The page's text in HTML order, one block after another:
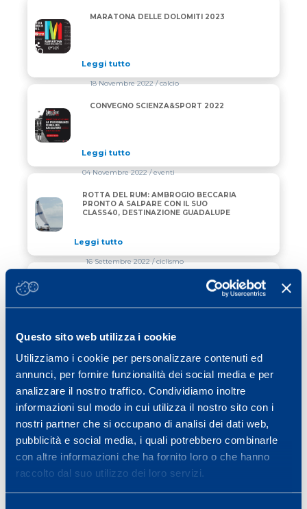
Questo sito web utilizza i cookie
Utilizziamo i cookie per personalizzare contenuti ed
annunci, per fornire funzionalità dei social media e per
analizzare il nostro traffico. Condividiamo inoltre
informazioni sul modo in cui utilizza il nostro sito con i
nostri partner che si occupano di analisi dei dati web,
pubblicità e social media, i quali potrebbero combinarle
con altre informazioni che ha fornito loro o che hanno
raccolto dal suo utilizzo dei loro servizi.
MARATONA DELLE DOLOMITI 2023
MARATONA DELLE DOLOMITI 2023
Leggi tutto
CONVEGNO SCIENZA&SPORT 2022
18 Novembre 2022/ calcio
CONVEGNO SCIENZA&SPORT 2022
Leggi tutto
ROTTA DEL RUM: AMBROGIO BECCARIA PRONTO
04 Novembre 2022/ eventi
ROTTA DEL RUM: AMBROGIO BECCARIA
PRONTO A SALPARE CON IL SUO
CLASS40, DESTINAZIONE GUADALUPE
Leggi tutto
MAPEI MAIN PARTNER DEI MONDIALI DI CICLISMO
16 Settembre 2022/ ciclismo
MAPEI MAIN PARTNER DEI MONDIALI DI
Leggi tutto
A OTTOBRE TORNA LA PEDALA CON
Leggi tutto
Previous page
Page Page Page
5 Page